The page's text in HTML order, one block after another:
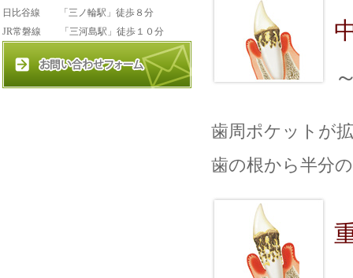
歯周ポケットが
歯の根から半分
日比谷線 「三ノ輪駅」徒歩８分
JR常磐線 「三河島駅」徒歩１０分